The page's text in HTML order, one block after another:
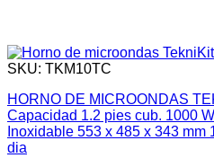
SKU: TKM10TC
HORNO DE MICROONDAS
Capacidad 1.2 pies cub. 1000
Inoxidable 553 x 485 x 343
dia